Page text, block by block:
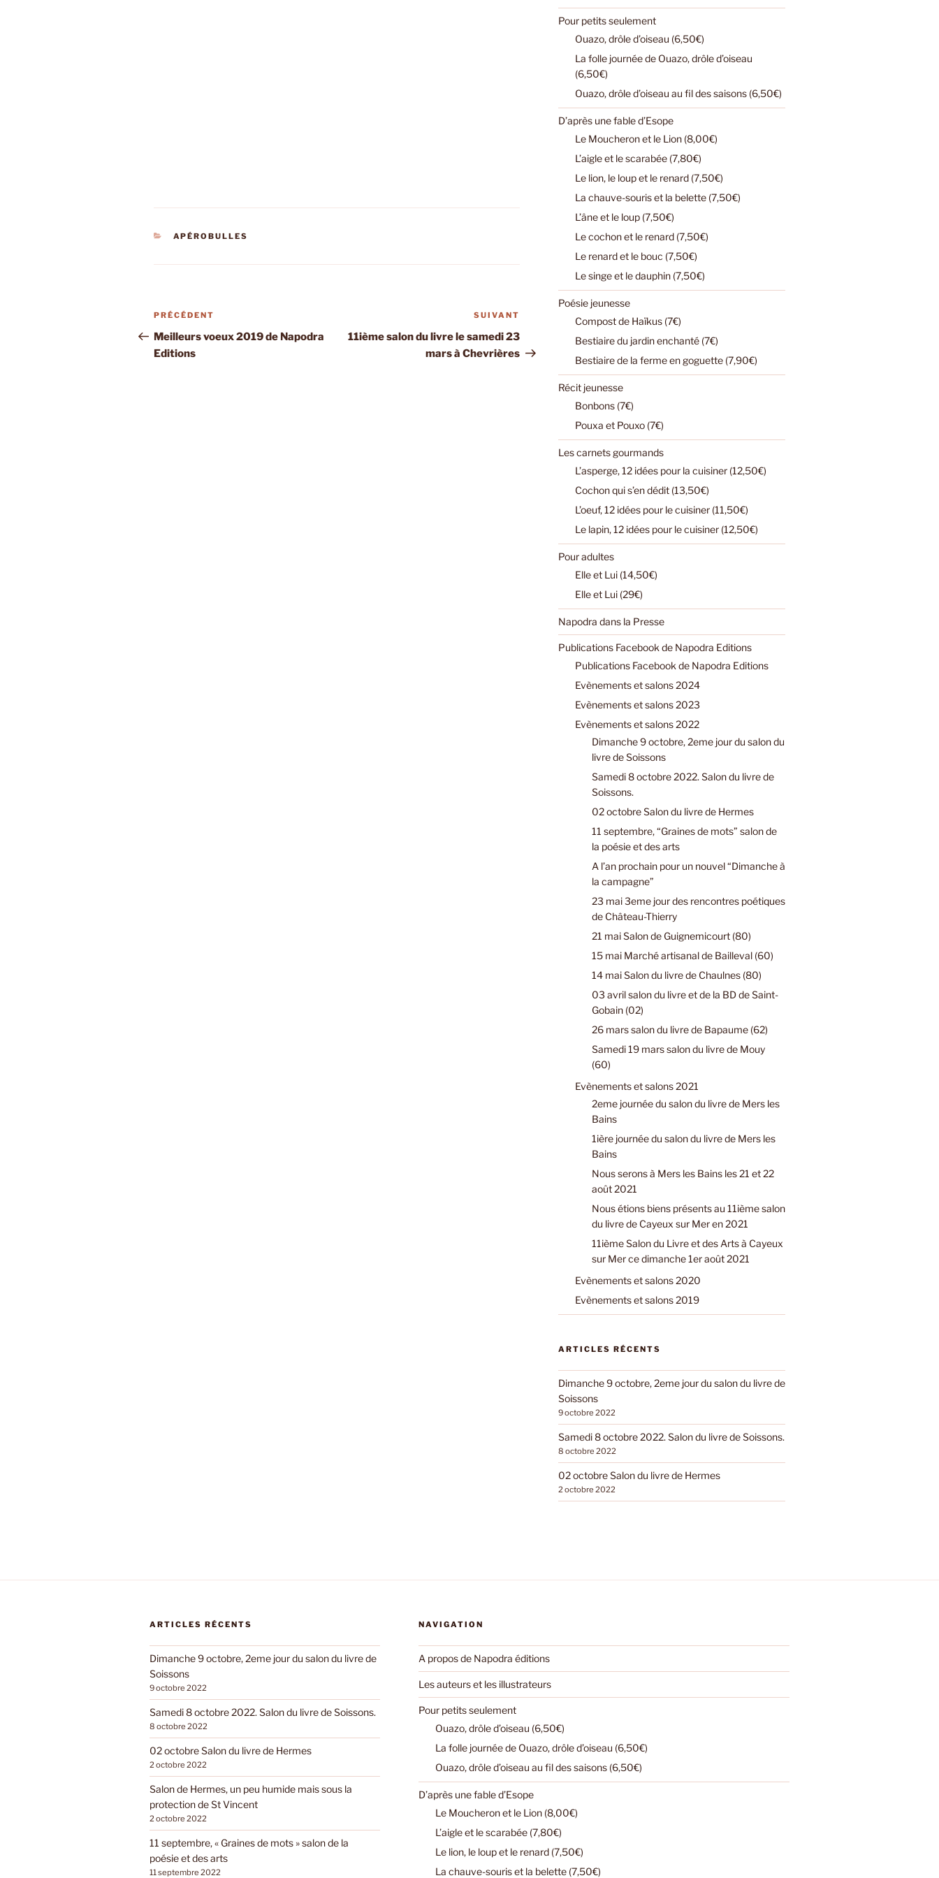
CATÉGORIES
APÉROBULLES
Navigation
de
l’article
Article
précédent
PRÉCÉDENT
Meilleurs voeux 2019 de Napodra
Editions
suivant
SUIVANT
11ième salon du livre le samedi 23
mars à Chevrières
Pour petits seulement
Ouazo, drôle d’oiseau (6,50€)
La folle journée de Ouazo, drôle d’oiseau
(6,50€)
Ouazo, drôle d’oiseau au fil des saisons (6,50€)
D’après une fable d’Esope
Le Moucheron et le Lion (8,00€)
L’aigle et le scarabée (7,80€)
Le lion, le loup et le renard (7,50€)
La chauve-souris et la belette (7,50€)
L’âne et le loup (7,50€)
Le cochon et le renard (7,50€)
Le renard et le bouc (7,50€)
Le singe et le dauphin (7,50€)
Poésie jeunesse
Compost de Haïkus (7€)
Bestiaire du jardin enchanté (7€)
Bestiaire de la ferme en goguette (7,90€)
Récit jeunesse
Bonbons (7€)
Pouxa et Pouxo (7€)
Les carnets gourmands
L’asperge, 12 idées pour la cuisiner (12,50€)
Cochon qui s’en dédit (13,50€)
L’oeuf, 12 idées pour le cuisiner (11,50€)
Le lapin, 12 idées pour le cuisiner (12,50€)
Pour adultes
Elle et Lui (14,50€)
Elle et Lui (29€)
Napodra dans la Presse
Publications Facebook de Napodra Editions
Publications Facebook de Napodra Editions
Evènements et salons 2024
Evènements et salons 2023
Evènements et salons 2022
Dimanche 9 octobre, 2eme jour du salon du
livre de Soissons
Samedi 8 octobre 2022. Salon du livre de
Soissons.
02 octobre Salon du livre de Hermes
11 septembre, “Graines de mots” salon de
la poésie et des arts
A l’an prochain pour un nouvel “Dimanche à
la campagne”
23 mai 3eme jour des rencontres poétiques
de Château-Thierry
21 mai Salon de Guignemicourt (80)
15 mai Marché artisanal de Bailleval (60)
14 mai Salon du livre de Chaulnes (80)
03 avril salon du livre et de la BD de Saint-
Gobain (02)
26 mars salon du livre de Bapaume (62)
Samedi 19 mars salon du livre de Mouy
(60)
Evènements et salons 2021
2eme journée du salon du livre de Mers les
Bains
1ière journée du salon du livre de Mers les
Bains
Nous serons à Mers les Bains les 21 et 22
août 2021
Nous étions biens présents au 11ième salon
du livre de Cayeux sur Mer en 2021
11ième Salon du Livre et des Arts à Cayeux
sur Mer ce dimanche 1er août 2021
Evènements et salons 2020
Evènements et salons 2019
ARTICLES RÉCENTS
Dimanche 9 octobre, 2eme jour du salon du livre de
Soissons
9 octobre 2022
Samedi 8 octobre 2022. Salon du livre de Soissons.
8 octobre 2022
02 octobre Salon du livre de Hermes
2 octobre 2022
ARTICLES RÉCENTS
Dimanche 9 octobre, 2eme jour du salon du livre de
Soissons
9 octobre 2022
Samedi 8 octobre 2022. Salon du livre de Soissons.
8 octobre 2022
02 octobre Salon du livre de Hermes
2 octobre 2022
Salon de Hermes, un peu humide mais sous la
protection de St Vincent
2 octobre 2022
11 septembre, « Graines de mots » salon de la
poésie et des arts
11 septembre 2022
NAVIGATION
A propos de Napodra éditions
Les auteurs et les illustrateurs
Pour petits seulement
Ouazo, drôle d’oiseau (6,50€)
La folle journée de Ouazo, drôle d’oiseau (6,50€)
Ouazo, drôle d’oiseau au fil des saisons (6,50€)
D’après une fable d’Esope
Le Moucheron et le Lion (8,00€)
L’aigle et le scarabée (7,80€)
Le lion, le loup et le renard (7,50€)
La chauve-souris et la belette (7,50€)